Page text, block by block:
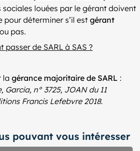
sociales louées par le gérant doivent
pour déterminer s’il est gérant
ou pas.
passer de SARL à SAS ?
la gérance majoritaire de SARL :
Garcia, n° 3725, JOAN du 11
Francis Lefebvre 2018.
pouvant vous intéresser